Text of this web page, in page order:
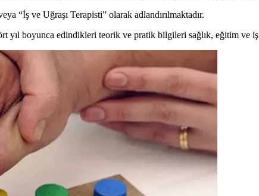
“İş ve Uğraşı Terapisti” olarak adlandırılmaktadır.
yıl boyunca edindikleri teorik ve pratik bilgileri sağlık, eğitim ve